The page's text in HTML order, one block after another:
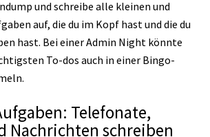
und schreibe alle kleinen und
auf, die du im Kopf hast und die du
hast. Bei einer Admin Night könnte
To-dos auch in einer Bingo-
Telefonate,
Nachrichten schreiben